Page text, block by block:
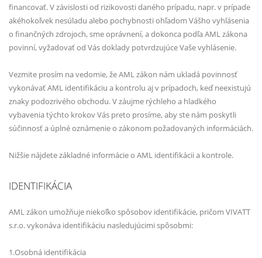
financovať. V závislosti od rizikovosti daného prípadu, napr. v prípade
akéhokoľvek nesúladu alebo pochybnosti ohľadom Vášho vyhlásenia
o finančných zdrojoch, sme oprávnení, a dokonca podľa AML zákona
povinní, vyžadovať od Vás doklady potvrdzujúce Vaše vyhlásenie.
Vezmite prosím na vedomie, že AML zákon nám ukladá povinnosť
vykonávať AML identifikáciu a kontrolu aj v prípadoch, keď neexistujú
znaky podozrivého obchodu. V záujme rýchleho a hladkého
vybavenia týchto krokov Vás preto prosíme, aby ste nám poskytli
súčinnosť a úplné oznámenie o zákonom požadovaných informáciách.
Nižšie nájdete základné informácie o AML identifikácii a kontrole.
IDENTIFIKÁCIA
AML zákon umožňuje niekoľko spôsobov identifikácie, pričom VIVATT
s.r.o. vykonáva identifikáciu nasledujúcimi spôsobmi:
1.Osobná identifikácia